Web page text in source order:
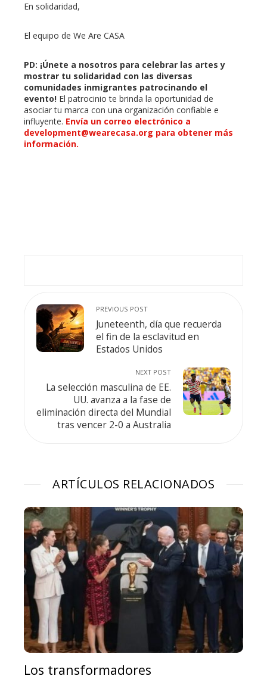
En solidaridad,
El equipo de We Are CASA
PD: ¡Únete a nosotros para celebrar las artes y
mostrar tu solidaridad con las diversas
comunidades inmigrantes patrocinando el
evento! El patrocinio te brinda la oportunidad de
asociar tu marca con una organización confiable e
influyente. Envía un correo electrónico a
development@wearecasa.org para obtener más
información.
PREVIOUS POST
Juneteenth, día que recuerda
el fin de la esclavitud en
Estados Unidos
NEXT POST
La selección masculina de EE.
UU. avanza a la fase de
eliminación directa del Mundial
tras vencer 2-0 a Australia
ARTÍCULOS RELACIONADOS
Los transformadores